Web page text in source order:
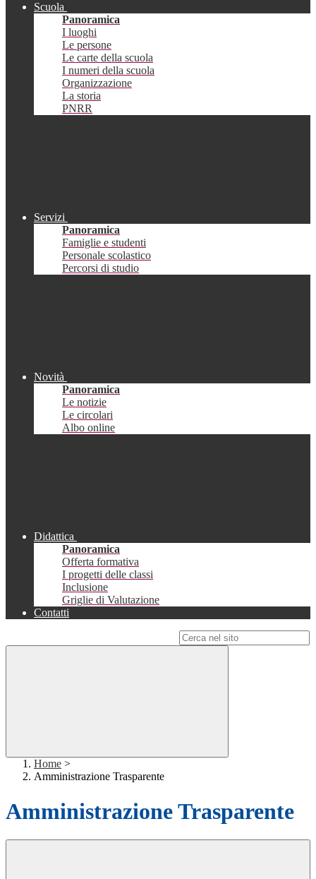
Scuola
Panoramica
I luoghi
Le persone
Le carte della scuola
I numeri della scuola
Organizzazione
La storia
PNRR
Servizi
Panoramica
Famiglie e studenti
Personale scolastico
Percorsi di studio
Novità
Panoramica
Le notizie
Le circolari
Albo online
Didattica
Panoramica
Offerta formativa
I progetti delle classi
Inclusione
Griglie di Valutazione
Contatti
Home >
Amministrazione Trasparente
Amministrazione Trasparente